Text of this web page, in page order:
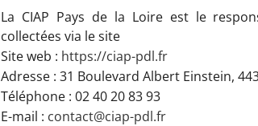
La CIAP Pays de la Loire est le
collectées via le site
Site web : https://ciap-pdl.fr
Adresse : 31 Boulevard Albert Einstein,
Téléphone : 02 40 20 83 93
E-mail : contact@ciap-pdl.fr